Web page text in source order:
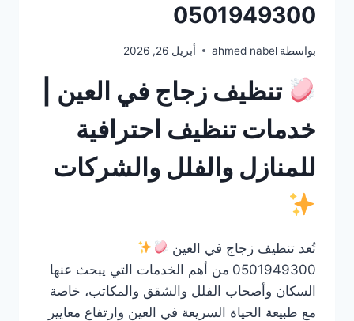
0501949300
بواسطة ahmed nabel أبريل 26, 2026
تنظيف زجاج في العين |
خدمات تنظيف احترافية
للمنازل والفلل والشركات
تُعد تنظيف زجاج في العين
0501949300 من أهم الخدمات التي يبحث عنها
السكان وأصحاب الفلل والشقق والمكاتب، خاصة
مع طبيعة الحياة السريعة في العين وارتفاع معايير